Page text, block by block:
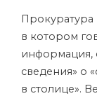
в котором
информация,
сведения» о
в столице».